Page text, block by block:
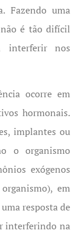
Fazendo uma
não é tão difícil
interferir nos
ocorre em
hormonais.
implantes ou
o organismo
exógenos
em
resposta de
interferindo na